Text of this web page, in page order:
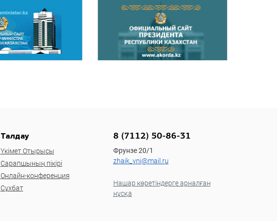
Талдау
Үкімет Отырысы
Сарапшының пікірі
Онлайн-конференция
Сұхбат
8 (7112) 50-86-31
Фрунзе 20/1
zhaik_yni@mail.ru
Нашар көретіндерге арналған
нұсқа